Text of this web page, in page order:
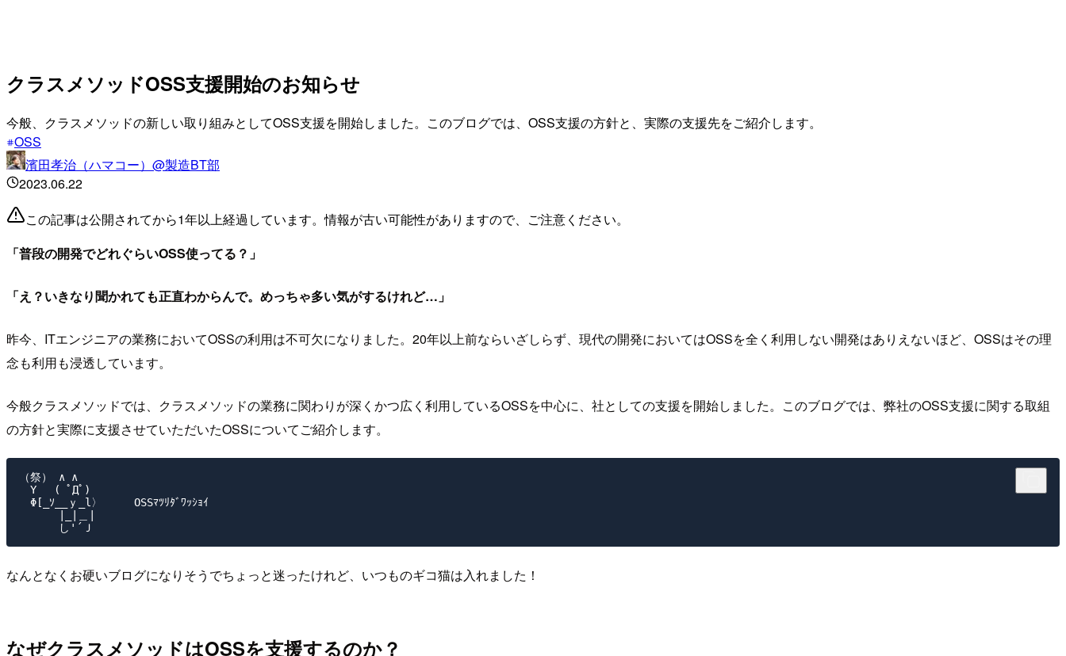
クラスメソッドOSS支援開始のお知らせ
今般、クラスメソッドの新しい取り組みとしてOSS支援を開始しました。このブログでは、OSS支援の方針と、実際の支援先をご紹介します。
OSS
濱田孝治（ハマコー）@製造BT部
2023.06.22
この記事は公開されてから1年以上経過しています。情報が古い可能性がありますので、ご注意ください。
「普段の開発でどれぐらいOSS使ってる？」
「え？いきなり聞かれても正直わからんで。めっちゃ多い気がするけれど…」
昨今、ITエンジニアの業務においてOSSの利用は不可欠になりました。20年以上前ならいざしらず、現代の開発においてはOSSを全く利用しない開発はありえないほど、OSSはその理
念も利用も浸透しています。
今般クラスメソッドでは、クラスメソッドの業務に関わりが深くかつ広く利用しているOSSを中心に、社としての支援を開始しました。このブログでは、弊社のOSS支援に関する取組
の方針と実際に支援させていただいたOSSについてご紹介します。
（祭） ∧ ∧
Y　 ( ﾟДﾟ)
Φ[_ｿ__ｙ_l〉     OSSﾏﾂﾘﾀﾞﾜｯｼｮｲ
なんとなくお硬いブログになりそうでちょっと迷ったけれど、いつものギコ猫は入れました！
なぜクラスメソッドはOSSを支援するのか？